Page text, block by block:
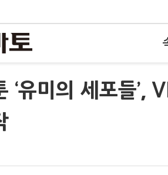
‘유미의 세포들’,